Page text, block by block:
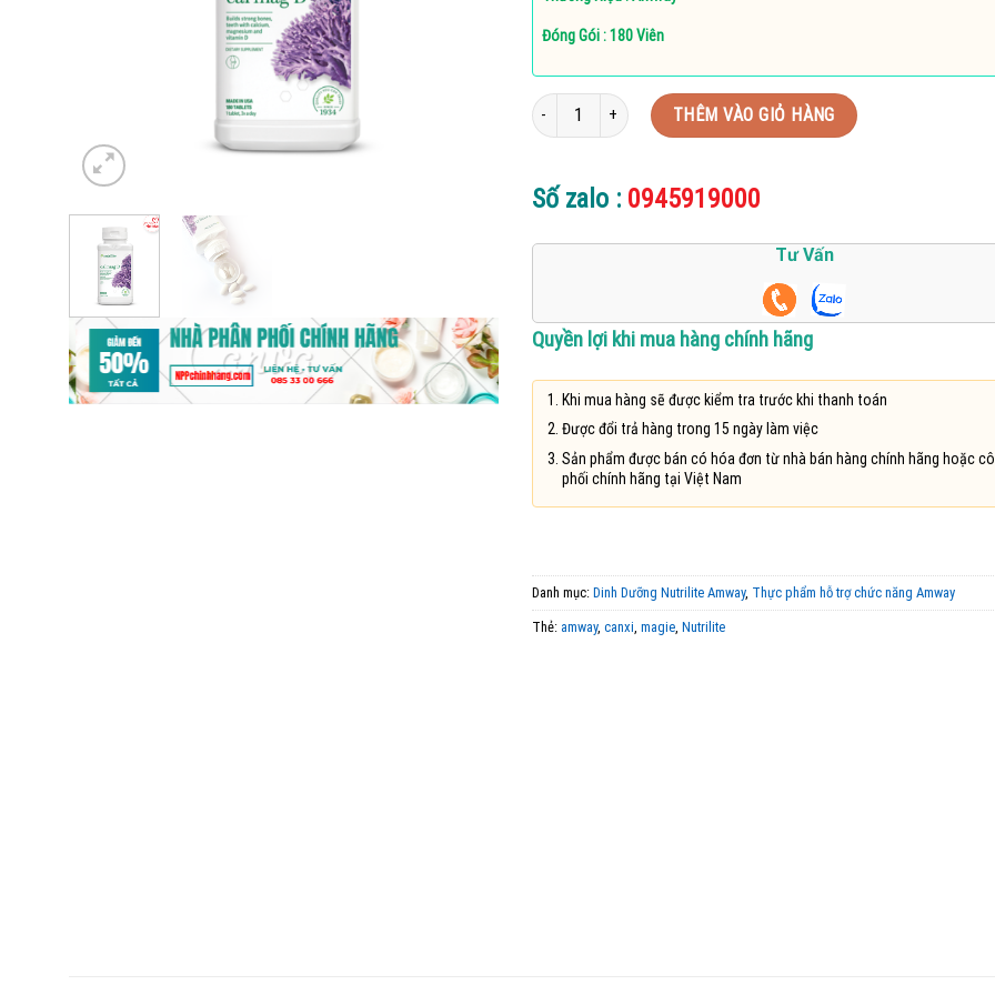
Đóng Gói : 180 Viên
Canxi Magiê Nutrilite Amway Cal Mag D Mới 180 viên bổ sung canxi hỗ trợ
THÊM VÀO GIỎ HÀNG
Số zalo :0945919000
Tư Vấn
Quyền lợi khi mua hàng chính hãng
Khi mua hàng sẽ được kiểm tra trước khi thanh toán
Được đổi trả hàng trong 15 ngày làm việc
Sản phẩm được bán có hóa đơn từ nhà bán hàng chính hãng hoặc
phối chính hãng tại Việt Nam
Danh mục: Dinh Dưỡng Nutrilite Amway, Thực phẩm hỗ trợ chức năng Amway
Thẻ: amway, canxi magie, Nutrilite